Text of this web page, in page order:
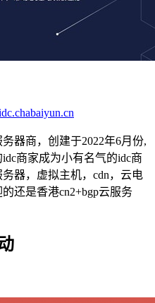
器商，创建于2022年6月份,
商家成为小有名气的idc商
器，虚拟主机，cdn，云电
还是香港cn2+bgp云服务